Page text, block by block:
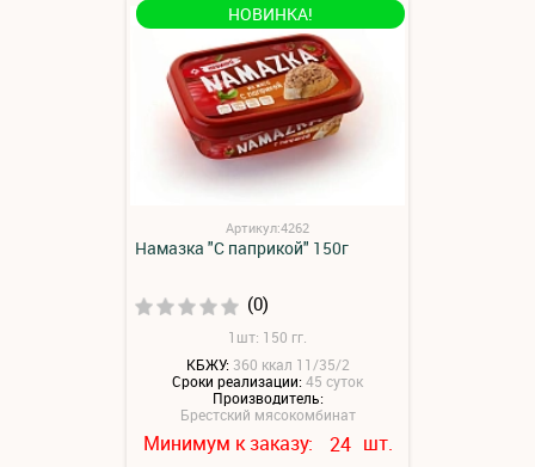
НОВИНКА!
Артикул:4262
Намазка "С паприкой" 150г
(0)
1шт: 150 гг.
КБЖУ: 360 ккал 11/35/2
Сроки реализации:45 суток
Производитель:
Брестский мясокомбинат
Минимум к заказу: 24 шт.